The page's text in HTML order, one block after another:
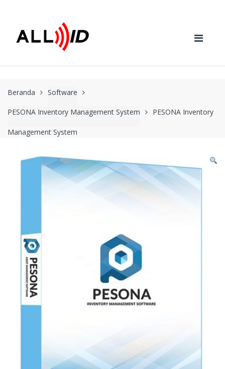
Beranda Software
PESONA Inventory Management System PESONA Inventory
Management System